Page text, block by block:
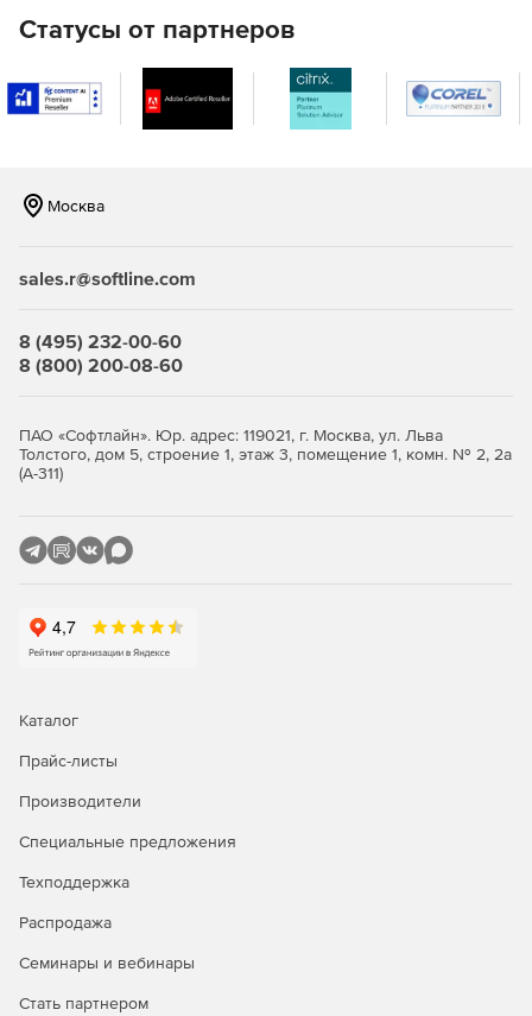
зашифрованные файлы и уменьшать размер Zip-файлов.
и извлечение файлов из архива. Решение поддерживает
разделение Zip-файлов (создание многотомных архивов)
при сжатии. WinZip Mac Edition обеспечивает настройку
непосредственно из окна WinZip, использующего
Статусы от партнеров
Москва
sales.r@softline.com
8 (495) 232-00-60
8 (800) 200-08-60
ПАО «Софтлайн». Юр. адрес: 119021, г. Москва, ул. Льва
Толстого, дом 5, строение 1, этаж 3, помещение 1, комн. № 2, 2а
(А-311)
Каталог
Прайс-листы
Производители
Специальные предложения
Техподдержка
Распродажа
Семинары и вебинары
Стать партнером